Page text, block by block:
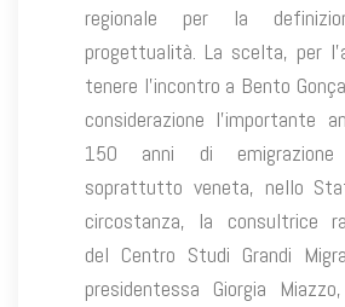
regionale per la
progettualità. La scelta, per
tenere l’incontro a Bento
considerazione l’importante
150 anni di
soprattutto veneta, nello
circostanza, la consultrice
del Centro Studi Grandi
presidentessa Giorgia